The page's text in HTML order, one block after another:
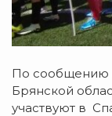
По сообщению
Брянской
участвуют в